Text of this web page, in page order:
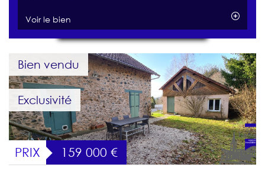
Voir le bien
Bien vendu
Exclusivité
PRIX 159 000 €